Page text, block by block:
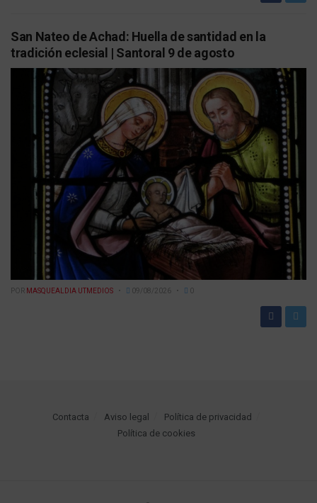
San Nateo de Achad: Huella de santidad en la
tradición eclesial | Santoral 9 de agosto
POR MASQUEALDIA UTMEDIOS 09/08/2026 0
Contacta Aviso legal
Política de privacidad
Política de cookies